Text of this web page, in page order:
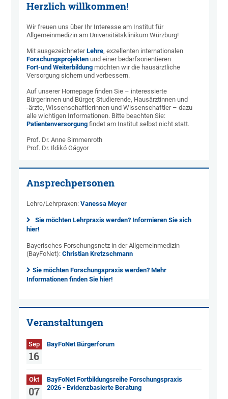
Herzlich willkommen!
Wir freuen uns über Ihr Interesse am Institut für
Allgemeinmedizin am Universitätsklinikum Würzburg!
Mit ausgezeichneterLehre, exzellenten internationalen
Forschungsprojekten und einer bedarfsorientieren
Fort-und Weiterbildung möchten wir die hausärztliche
Versorgung sichern und verbessern.
Auf unserer Homepage finden Sie – interessierte
Bürgerinnen und Bürger, Studierende, Hausärztinnen und
-ärzte, Wissenschaftlerinnen und Wissenschaftler – dazu
alle wichtigen Informationen. Bitte beachten Sie:
Patientenversorgung findet am Institut selbst nicht statt.
Prof. Dr. Anne Simmenroth
Prof. Dr. Ildikó Gágyor
Ansprechpersonen
Lehre/Lehrpraxen:Vanessa Meyer
Sie möchten Lehrpraxis werden? Informieren Sie sich
hier!
Bayerisches Forschungsnetz in der Allgemeinmedizin
(BayFoNet): Christian Kretzschmann
Sie möchten Forschungspraxis werden? Mehr
Informationen finden Sie hier!
Veranstaltungen
Sep
16
BayFoNet Bürgerforum
Okt
07
BayFoNet Fortbildungsreihe Forschungspraxis
2026 - Evidenzbasierte Beratung